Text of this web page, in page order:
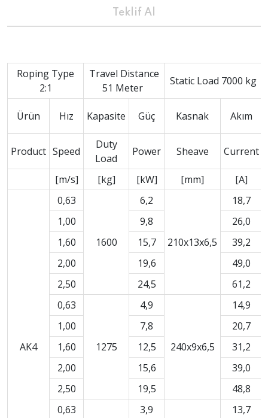
Teklif Al
Roping Type
2:1
Travel Distance
51 Meter
Static Load 7000 kg
Ürün Hız Kapasite Güç Kasnak Akım
Product Speed
Duty
Load
Power Sheave Current
[m/s] [kg] [kW] [mm] [A]
AK4
0,63
1600
6,2
210x13x6,5
18,7
1,00
9,8
26,0
1,60
15,7
39,2
2,00
19,6
49,0
2,50
24,5
61,2
0,63
1275
4,9
240x9x6,5
14,9
1,00
7,8
20,7
1,60
12,5
31,2
2,00
15,6
39,0
2,50
19,5
48,8
0,63
3,9
13,7